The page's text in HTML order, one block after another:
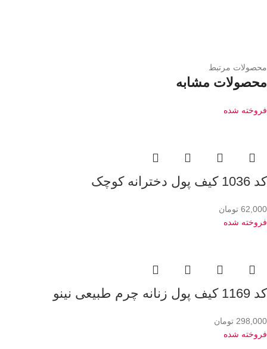
محصولات مرتبط
محصولات مشابه
فروخته شده
کد 1036 کیف پول دخترانه کوچک
62,000 تومان
فروخته شده
کد 1169 کیف پول زنانه چرم طبیعی نینو
298,000 تومان
فروخته شده